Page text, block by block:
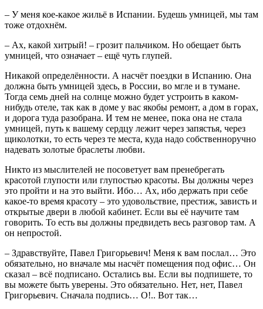
– У меня кое-какое жильё в Испании. Будешь умницей, мы там
тоже отдохнём.
– Ах, какой хитрый! – грозит пальчиком. Но обещает быть
умницей, что означает – ещё чуть глупей.
Никакой определённости. А насчёт поездки в Испанию. Она
должна быть умницей здесь, в России, во мгле и в тумане.
Тогда семь дней на солнце можно будет устроить в каком-
нибудь отеле, так как в доме у вас якобы ремонт, а дом в горах,
и дорога туда разобрана. И тем не менее, пока она не стала
умницей, путь к вашему сердцу лежит через запястья, через
щиколотки, то есть через те места, куда надо собственноручно
надевать золотые браслеты любви.
Никто из мыслителей не посоветует вам пренебрегать
красотой глупости или глупостью красоты. Вы должны через
это пройти и на это выйти. Ибо… Ах, ибо держать при себе
какое-то время красоту – это удовольствие, престиж, зависть и
открытые двери в любой кабинет. Если вы её научите там
говорить. То есть вы должны предвидеть весь разговор там. А
он непростой.
– Здравствуйте, Павел Григорьевич! Меня к вам послал… Это
обязательно, но вначале мы насчёт помещения под офис… Он
сказал – всё подписано. Остались вы. Если вы подпишете, то
вы можете быть уверены. Это обязательно. Нет, нет, Павел
Григорьевич. Сначала подпись… О!.. Вот так…